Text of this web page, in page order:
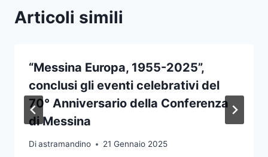
Articoli simili
“Messina Europa, 1955-2025”,
conclusi gli eventi celebrativi del
70° Anniversario della Conferenza
di Messina
Diastramandino 21 Gennaio 2025